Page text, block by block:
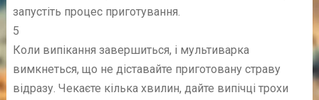
запустіть процес приготування.
5
Коли випікання завершиться, і мультиварка
вимкнеться, що не діставайте приготовану страву
відразу. Чекаєте кілька хвилин, дайте випічці трохи